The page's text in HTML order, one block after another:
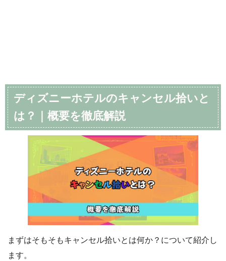
ディズニーホテルのキャンセル拾いと
は？｜概要を徹底解説
まずはそもそもキャンセル拾いとは何か？について紹介し
ます。